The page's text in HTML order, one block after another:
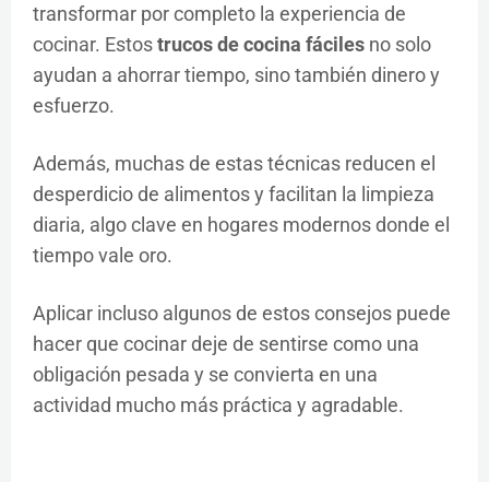
transformar por completo la experiencia de
cocinar. Estostrucos de cocina fáciles no solo
ayudan a ahorrar tiempo, sino también dinero y
esfuerzo.
Además, muchas de estas técnicas reducen el
desperdicio de alimentos y facilitan la limpieza
diaria, algo clave en hogares modernos donde el
tiempo vale oro.
Aplicar incluso algunos de estos consejos puede
hacer que cocinar deje de sentirse como una
obligación pesada y se convierta en una
actividad mucho más práctica y agradable.